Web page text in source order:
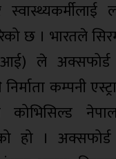
छ । भारतले
ले अक्सफोर्ड
कम्पनी
हो । अक्सफोर्ड